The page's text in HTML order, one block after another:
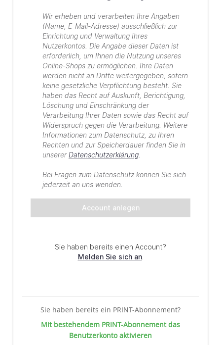
Sie haben bereits ein PRINT-Abonnement?
Mit bestehendem PRINT-Abonnement das
Benutzerkonto aktivieren